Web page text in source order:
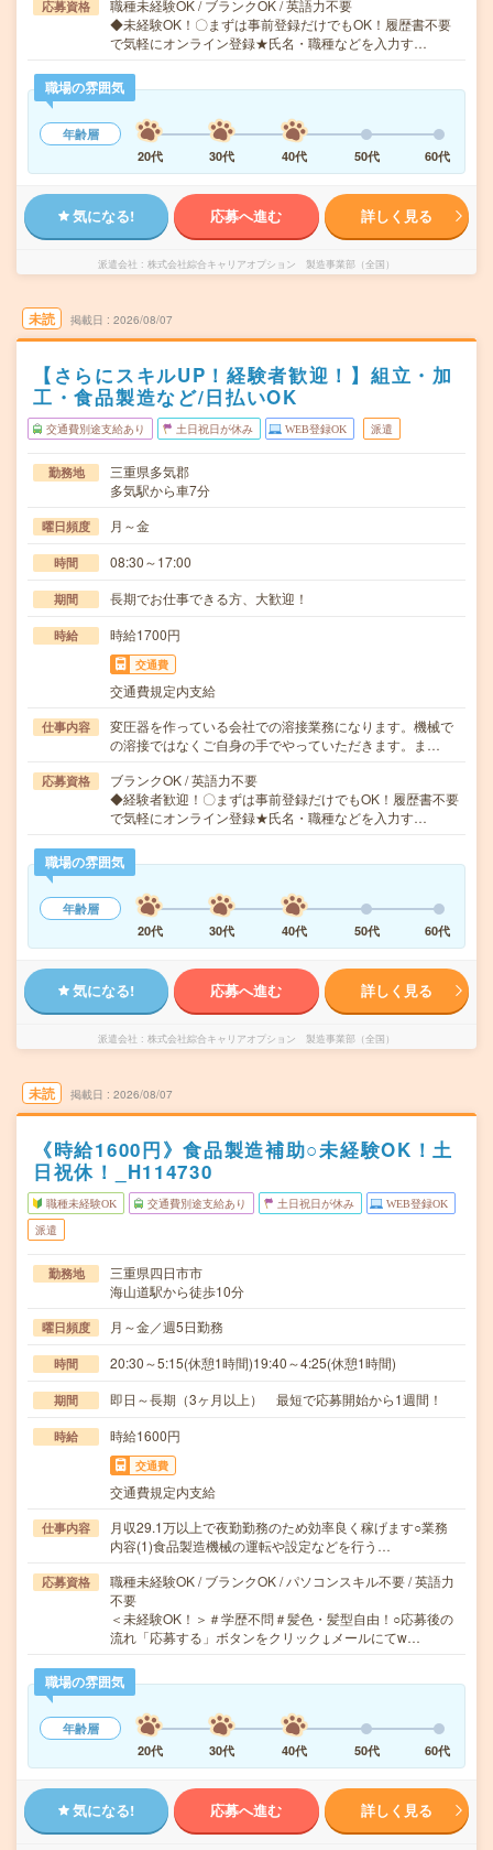
応募資格
職種未経験OK / ブランクOK / 英語力不要
◆未経験OK！〇まずは事前登録だけでもOK！履歴書不要
で気軽にオンライン登録★氏名・職種などを入力す…
職場の雰囲気
年齢層
20代
30代 40代 50代 60代
気になる! 応募へ進む 詳しく見る
派遣会社 株式会社綜合キャリアオプション 製造事業部（全国）
未読 掲載日 2026/08/07
【さらにスキルUP！経験者歓迎！】組立・加
工・食品製造など/日払いOK
交通費別途支給あり 土日祝日が休み WEB登録OK 派遣
勤務地
三重県多気郡
多気駅から車7分
曜日頻度 月～金
時間 08:30～17:00
期間 長期でお仕事できる方、大歓迎！
時給 時給1700円
交通費
交通費規定内支給
仕事内容
変圧器を作っている会社での溶接業務になります。機械で
の溶接ではなくご自身の手でやっていただきます。ま…
応募資格
ブランクOK / 英語力不要
◆経験者歓迎！〇まずは事前登録だけでもOK！履歴書不要
で気軽にオンライン登録★氏名・職種などを入力す…
職場の雰囲気
年齢層
20代
30代 40代 50代 60代
気になる! 応募へ進む 詳しく見る
派遣会社 株式会社綜合キャリアオプション 製造事業部（全国）
未読 掲載日 2026/08/07
《時給1600円》食品製造補助○未経験OK！土
日祝休！_H114730
職種未経験OK 交通費別途支給あり 土日祝日が休み WEB登録OK
派遣
勤務地
三重県四日市市
海山道駅から徒歩10分
曜日頻度 月～金／週5日勤務
時間 20:30～5:15(休憩1時間)19:40～4:25(休憩1時間)
期間 即日～長期（3ヶ月以上） 最短で応募開始から1週間！
時給 時給1600円
交通費
交通費規定内支給
仕事内容
月収29.1万以上で夜勤勤務のため効率良く稼げます○業務
内容(1)食品製造機械の運転や設定などを行う…
応募資格
職種未経験OK / ブランクOK / パソコンスキル不要 / 英語力
不要
＜未経験OK！＞＃学歴不問＃髪色・髪型自由！○応募後の
流れ「応募する」ボタンをクリック↓メールにてw…
職場の雰囲気
年齢層
20代
30代 40代 50代 60代
気になる! 応募へ進む 詳しく見る